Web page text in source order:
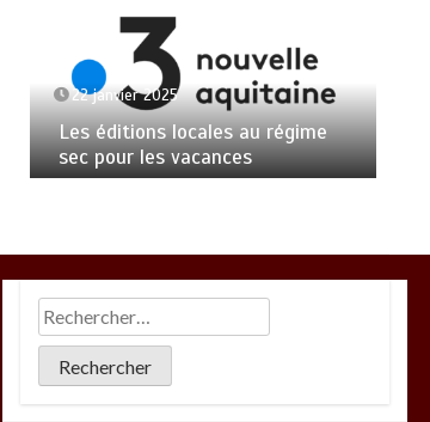
22 janvier 2025
Les éditions locales au régime
sec pour les vacances